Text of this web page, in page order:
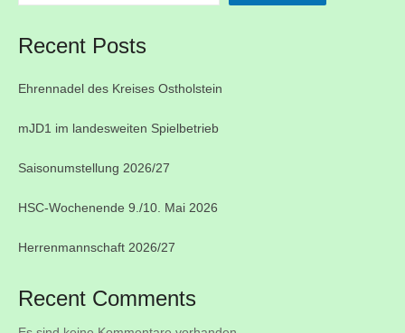
Recent Posts
Ehrennadel des Kreises Ostholstein
mJD1 im landesweiten Spielbetrieb
Saisonumstellung 2026/27
HSC-Wochenende 9./10. Mai 2026
Herrenmannschaft 2026/27
Recent Comments